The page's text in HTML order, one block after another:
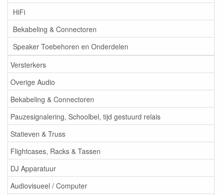
HiFi
Bekabeling & Connectoren
Speaker Toebehoren en Onderdelen
Versterkers
Overige Audio
Bekabeling & Connectoren
Pauzesignalering, Schoolbel, tijd gestuurd relais
Statieven & Truss
Flightcases, Racks & Tassen
DJ Apparatuur
Audiovisueel / Computer